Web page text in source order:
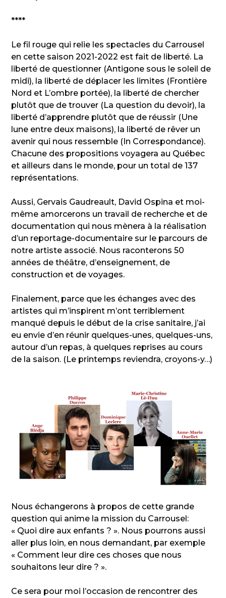
****
Le fil rouge qui relie les spectacles du Carrousel
en cette saison 2021-2022 est fait de liberté. La
liberté de questionner (Antigone sous le soleil de
midi), la liberté de déplacer les limites (Frontière
Nord et L’ombre portée), la liberté de chercher
plutôt que de trouver (La question du devoir), la
liberté d’apprendre plutôt que de réussir (Une
lune entre deux maisons), la liberté de rêver un
avenir qui nous ressemble (In Correspondance).
Chacune des propositions voyagera au Québec
et ailleurs dans le monde, pour un total de 137
représentations.
Aussi, Gervais Gaudreault, David Ospina et moi-
même amorcerons un travail de recherche et de
documentation qui nous mènera à la réalisation
d’un reportage-documentaire sur le parcours de
notre artiste associé. Nous raconterons 50
années de théâtre, d’enseignement, de
construction et de voyages.
Finalement, parce que les échanges avec des
artistes qui m’inspirent m’ont terriblement
manqué depuis le début de la crise sanitaire, j’ai
eu envie d’en réunir quelques-unes, quelques-uns,
autour d’un repas, à quelques reprises au cours
de la saison. (Le printemps reviendra, croyons-y…)
Nous échangerons à propos de cette grande
question qui anime la mission du Carrousel:
« Quoi dire aux enfants ? ». Nous pourrons aussi
aller plus loin, en nous demandant, par exemple
« Comment leur dire ces choses que nous
souhaitons leur dire ? ».
Ce sera pour moi l’occasion de rencontrer des